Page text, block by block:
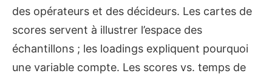
des opérateurs et des décideurs. Les cartes de
scores servent à illustrer l’espace des
échantillons ; les loadings expliquent pourquoi
une variable compte. Les scores vs. temps de